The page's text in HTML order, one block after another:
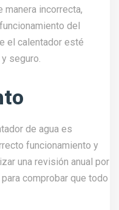
incorrecta,
del
el calentador esté
seguro.
de agua es
funcionamiento y
una revisión anual por
comprobar que todo